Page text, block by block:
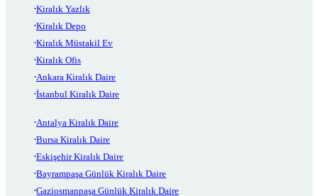
Kiralık Yazlık
Kiralık Depo
Kiralık Müstakil Ev
Kiralık Ofis
Ankara Kiralık Daire
İstanbul Kiralık Daire
Antalya Kiralık Daire
Bursa Kiralık Daire
Eskişehir Kiralık Daire
Bayrampaşa Günlük Kiralık Daire
Gaziosmanpaşa Günlük Kiralık Daire